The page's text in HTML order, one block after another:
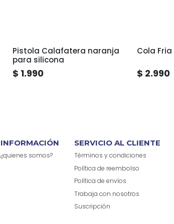
Pistola Calafatera naranja
para silicona
$ 1.990
Cola Fria
$ 2.990
INFORMACIÓN
¿quienes somos?
SERVICIO AL CLIENTE
Términos y condiciones
Política de reembolso
Política de envíos
Trabaja con nosotros
Suscripción